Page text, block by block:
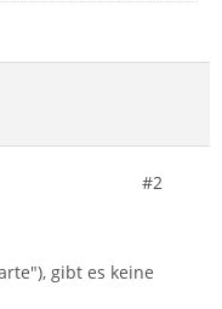
#2
gibt es keine